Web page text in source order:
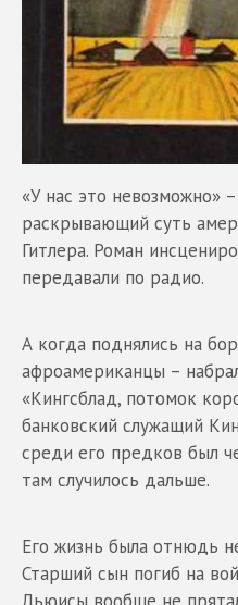
«У нас это невозможно»
раскрывающий суть
Гитлера. Роман
передавали по радио.
А когда поднялись на
афроамериканцы –
«Кингсблад, потомок
банковский служащий
среди его предков был
там случилось дальше.
Его жизнь была отнюдь
Старший сын погиб на